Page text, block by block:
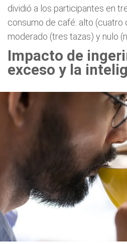
dividió a los participantes en
consumo de café: alto (cuatro
moderado (tres tazas) y nulo
Impacto de
exceso y la